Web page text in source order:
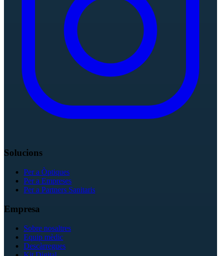
Solucions
Per a Òptiques
Per a Empreses
Per a Partners Sanitaris
Empresa
Sobre nosaltres
Equip mèdic
Descàrregues